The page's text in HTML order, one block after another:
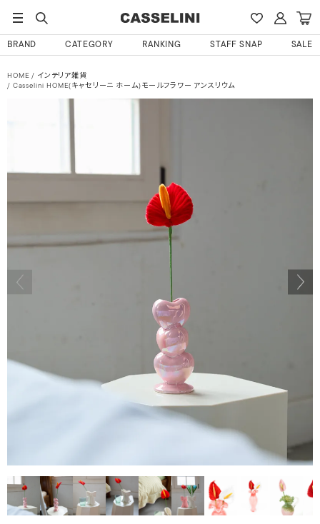
BRAND CATEGORY RANKING STAFF SNAP SALE
HOME
インテリア雑貨
Casselini HOME(キャセリーニ ホーム)モールフラワー アンスリウム